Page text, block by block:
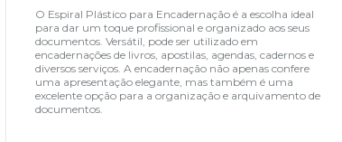
O Espiral Plástico para Encadernação é a escolha ideal
para dar um toque profissional e organizado aos seus
documentos. Versátil, pode ser utilizado em
encadernações de livros, apostilas, agendas, cadernos e
diversos serviços. A encadernação não apenas confere
uma apresentação elegante, mas também é uma
excelente opção para a organização e arquivamento de
documentos.